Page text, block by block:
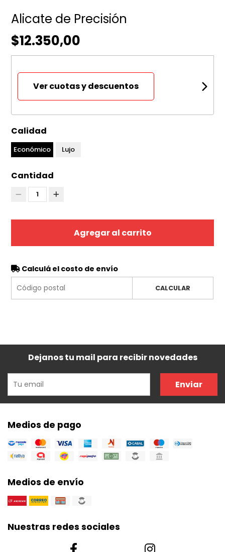
Alicate de Precisión
$12.350,00
Ver cuotas y descuentos
Calidad
Económico Lujo
Cantidad
1
Agregar al carrito
Calculá el costo de envío
CALCULAR
Dejanos tu mail para recibir novedades
Enviar
Medios de pago
Medios de envío
Nuestras redes sociales